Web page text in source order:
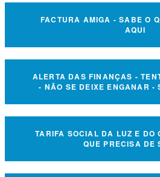
FACTURA AMIGA - SABE O
AQUI
ALERTA DAS FINANÇAS -
- NÃO SE DEIXE ENGANAR -
TARIFA SOCIAL DA LUZ E DO
QUE PRECISA DE